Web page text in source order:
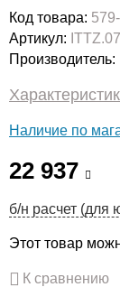
Код товара:
Артикул:
Производитель:
Наличие по
22 937
б/н расчет (для
Этот товар
К сравнению